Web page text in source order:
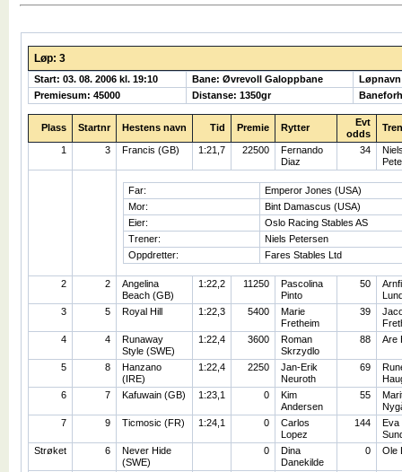
Løp: 3
Start: 03. 08. 2006 kl. 19:10 Bane: Øvrevoll Galoppbane
Premiesum: 45000
Distanse: 1350gr
Plass Startnr Hestens navn Tid Premie Rytter
Evt
odds
1 3 Francis (GB) 1:21,7 22500
Fernando
Diaz
34
Far:
Emperor Jones (USA)
Mor:
Bint Damascus (USA)
Eier:
Oslo Racing Stables AS
Trener:
Niels Petersen
Oppdretter:
Fares Stables Ltd
2 2
Angelina
Beach (GB)
1:22,2 11250
Pascolina
Pinto
50
3
5 Royal Hill 1:22,3 5400
Marie
Fretheim
39
4
4
Runaway
Style (SWE)
1:22,4 3600
Roman
Skrzydlo
88 Are
5 8
Hanzano
(IRE)
1:22,4 2250
Jan-Erik
Neuroth
69
6
7 Kafuwain (GB) 1:23,1 0
Kim
Andersen
55
7
9 Ticmosic (FR) 1:24,1 0
Carlos
Lopez
144
Eva
Strøket
6
Never Hide
(SWE)
0
Dina
Danekilde
0 Ole